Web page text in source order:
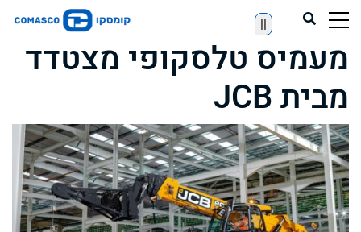
||
מעמיס טלסקופי מצטדד
מבית JCB